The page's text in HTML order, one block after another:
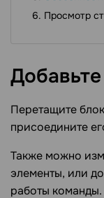
Просмотр
Добавьте
Перетащите блок
присоедините
Также можно
элементы, или
работы